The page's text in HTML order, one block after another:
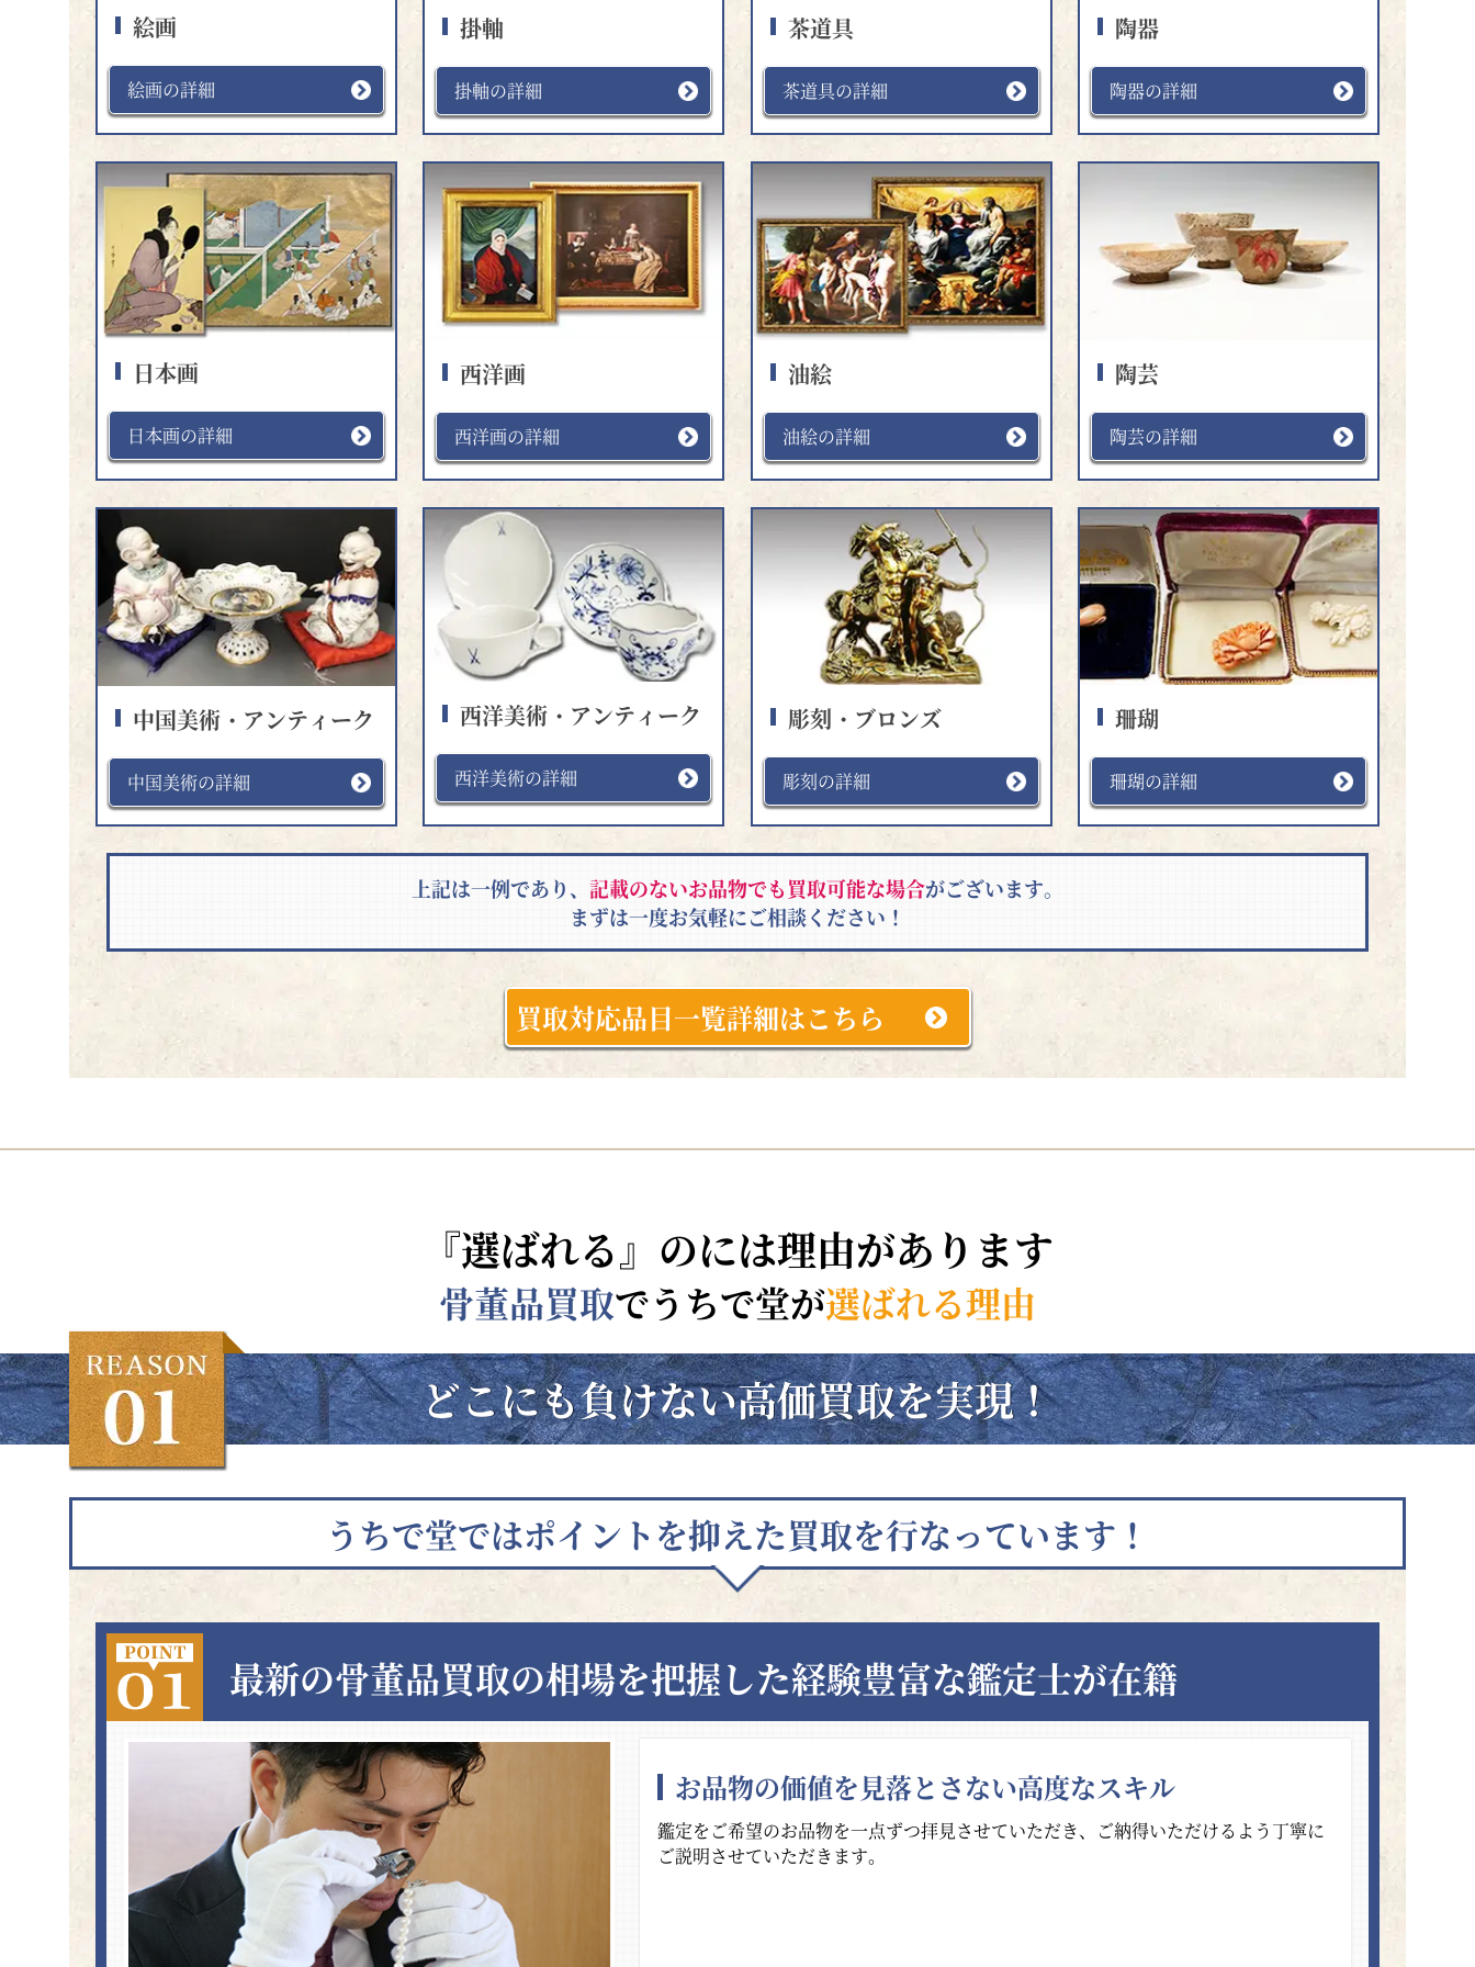
絵画
絵画の詳細
掛軸
掛軸の詳細
茶道具
茶道具の詳細
陶器
陶器の詳細
日本画
日本画の詳細
西洋画
西洋画の詳細
油絵
油絵の詳細
陶芸
陶芸の詳細
中国美術・アンティーク
中国美術の詳細
西洋美術・アンティーク
西洋美術の詳細
彫刻・ブロンズ
彫刻の詳細
珊瑚
珊瑚の詳細
上記は一例であり、 記載のないお品物でも買取可能な場合がございます。
まずは一度お気軽にご相談ください！
買取対応品目一覧詳細はこちら
『選ばれる』のには理由があります
骨董品買取でうちで堂が選ばれる理由
どこにも負けない高価買取を実現！
うちで堂ではポイントを抑えた買取を行なっています！
最新の骨董品買取の相場を把握した経験豊富な鑑定士が在籍
お品物の価値を見落とさない高度なスキル
鑑定をご希望のお品物を一点ずつ拝見させていただき、ご納得いただけるよう丁寧に
ご説明させていただきます。